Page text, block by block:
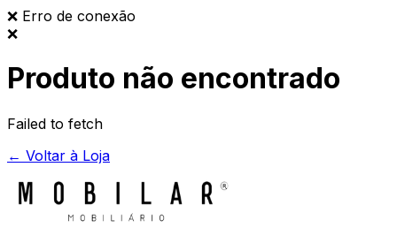
❌ Erro de conexão
❌
Produto não encontrado
Failed to fetch
← Voltar à Loja